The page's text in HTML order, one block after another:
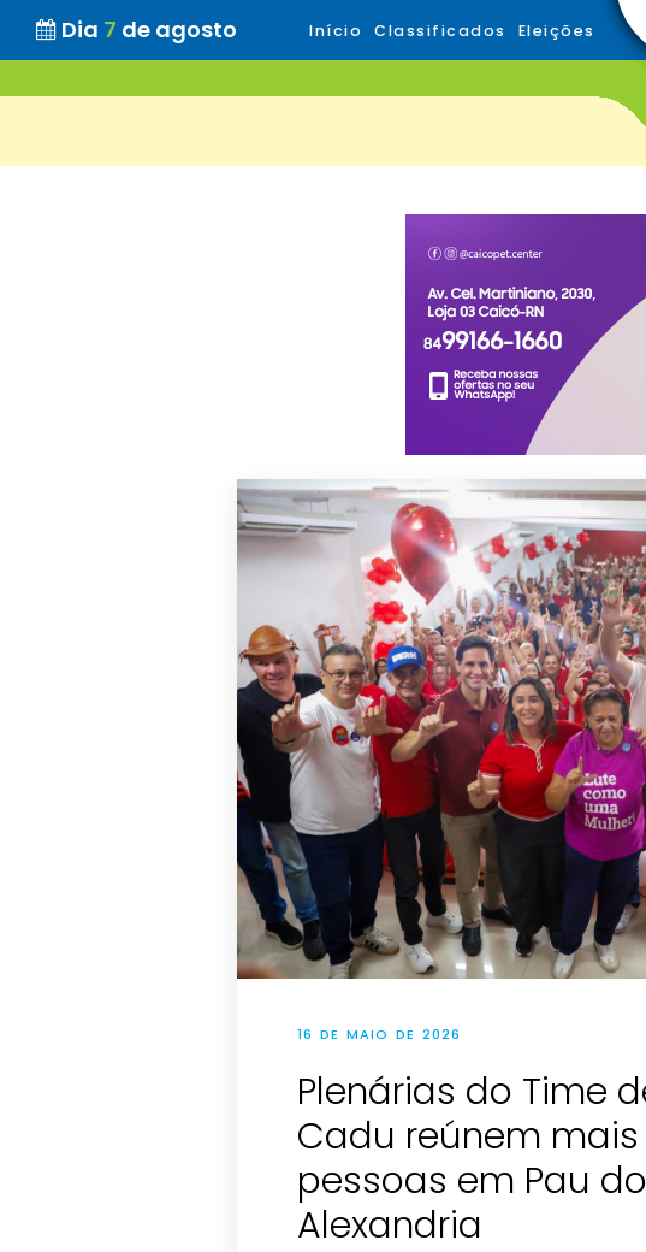
Dia 7 de agosto Início Classificados Eleições
16 DE MAIO DE 2026
Plenárias do Time
Cadu reúnem
pessoas em Pau
Alexandria